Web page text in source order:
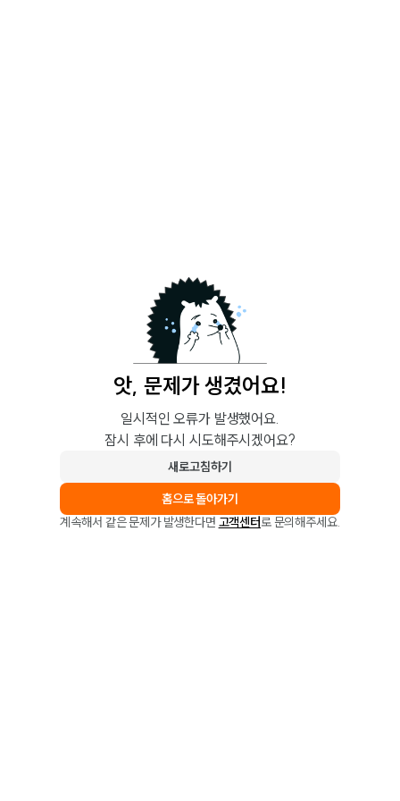
앗, 문제가 생겼어요!
일시적인 오류가 발생했어요.
잠시 후에 다시 시도해주시겠어요?
새로고침하기
홈으로 돌아가기
계속해서 같은 문제가 발생한다면 고객센터로 문의해주세요.